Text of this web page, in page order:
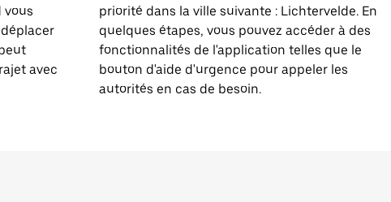
vous
avec
priorité dans la ville suivante : Lichtervelde. En
quelques étapes, vous pouvez accéder à des
fonctionnalités de l'application telles que le
bouton d'aide d'urgence pour appeler les
autorités en cas de besoin.